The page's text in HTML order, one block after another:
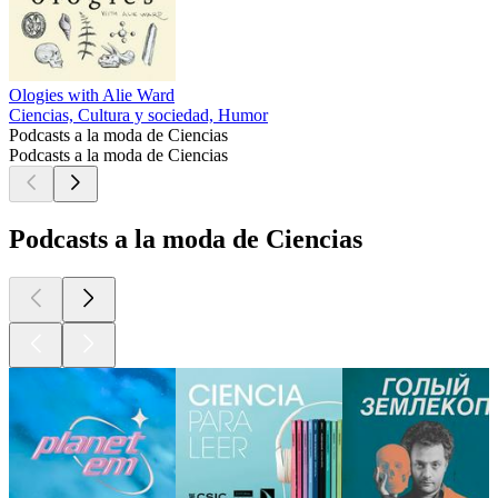
Ologies with Alie Ward
Ciencias, Cultura y sociedad, Humor
Podcasts a la moda de Ciencias
Podcasts a la moda de Ciencias
Podcasts a la moda de Ciencias